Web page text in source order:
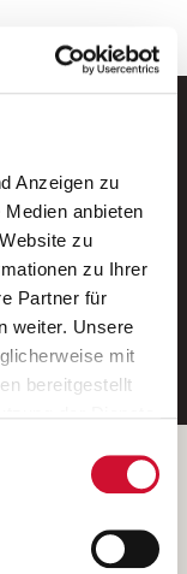
Anzeigen zu
anbieten
zu
zu Ihrer
Partner für
weiter. Unsere
mit
bereitgestellt
so stimmen
zu. Sie können
widerrufen,
und diese
Mail.
AWO